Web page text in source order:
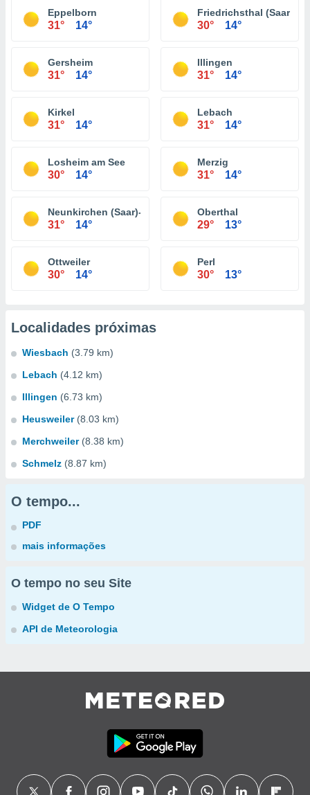
Eppelborn
31° 14°
Friedrichsthal (Saar)
30° 14°
Gersheim
31° 14°
Illingen
31° 14°
Kirkel
31° 14°
Lebach
31° 14°
Losheim am See
30° 14°
Merzig
31° 14°
Neunkirchen (Saar)-Wellesweiler
31° 14°
Oberthal
29° 13°
Ottweiler
30° 14°
Perl
30° 13°
Localidades próximas
Wiesbach (3.79 km)
Lebach (4.12 km)
Illingen (6.73 km)
Heusweiler (8.03 km)
Merchweiler (8.38 km)
Schmelz (8.87 km)
O tempo...
PDF
mais informações
O tempo no seu Site
Widget de O Tempo
API de Meteorologia